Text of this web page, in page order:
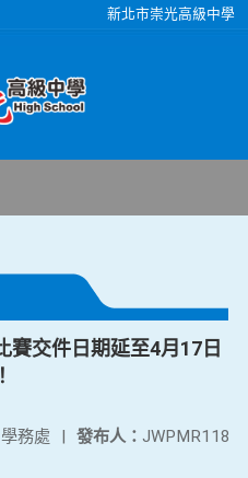
新北市崇光高級中學
賽交件日期延至4月17日
發布人： JWPMR118
學務處 |